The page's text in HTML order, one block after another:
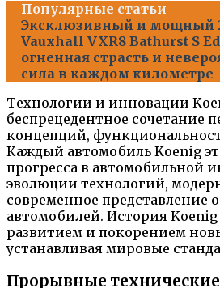
Популярные статьи
Эксклюзивный и мощный
Vauxhall VXR8 Bathurst S
огненная страсть и
сила в каждом километре
Технологии и инновации
беспрецедентное сочетание
концепций,
Каждый автомобиль Koenig
прогресса в автомобильной
эволюции технологий,
современное представление
автомобилей. История Koenig
развитием и покорением
устанавливая мировые
Прорывные